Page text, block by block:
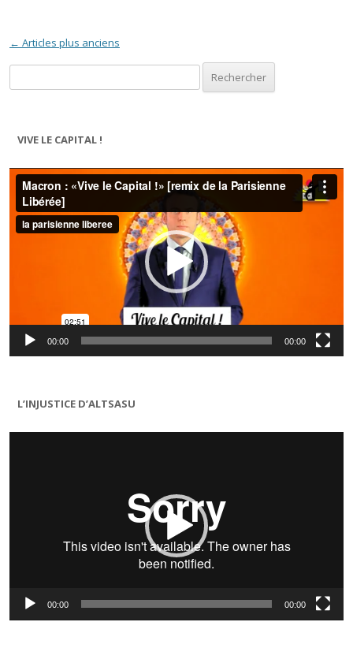
Navigation des articles
← Articles plus anciens
VIVE LE CAPITAL !
Lecteur
vidéo
00:00 00:00
L’INJUSTICE D’ALTSASU
Lecteur
00:00 00:00